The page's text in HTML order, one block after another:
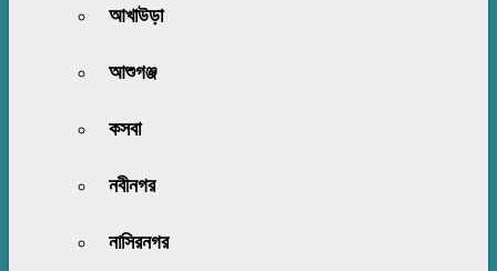
আখাউড়া
আশুগঞ্জ
কসবা
নবীনগর
নাসিরনগর